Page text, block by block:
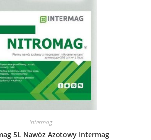
Intermag
5L Nawóz Azotowy Intermag